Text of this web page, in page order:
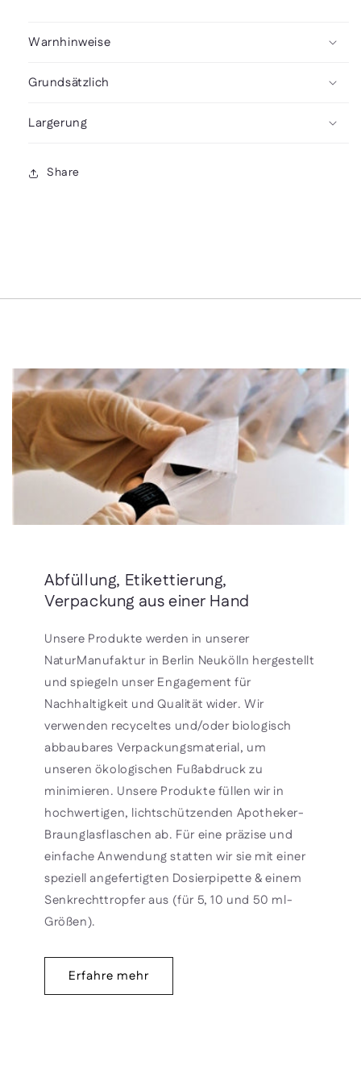
Warnhinweise
Grundsätzlich
Largerung
Share
Abfüllung, Etikettierung,
Verpackung aus einer Hand
Unsere Produkte werden in unserer
NaturManufaktur in Berlin Neukölln hergestellt
und spiegeln unser Engagement für
Nachhaltigkeit und Qualität wider. Wir
verwenden recyceltes und/oder biologisch
abbaubares Verpackungsmaterial, um
unseren ökologischen Fußabdruck zu
minimieren. Unsere Produkte füllen wir in
hochwertigen, lichtschützenden Apotheker-
Braunglasflaschen ab. Für eine präzise und
einfache Anwendung statten wir sie mit einer
speziell angefertigten Dosierpipette & einem
Senkrechttropfer aus (für 5, 10 und 50 ml-
Größen).
Erfahre mehr